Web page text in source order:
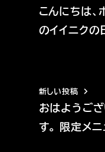
こんにちは
のイイニク
新しい投稿
おはようご
す。 限定メ